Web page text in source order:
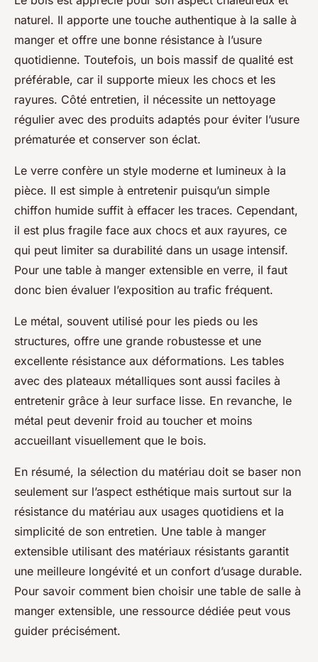
naturel. Il apporte une touche authentique à la salle à
manger et offre une bonne résistance à l’usure
quotidienne. Toutefois, un bois massif de qualité est
préférable, car il supporte mieux les chocs et les
rayures. Côté entretien, il nécessite un nettoyage
régulier avec des produits adaptés pour éviter l’usure
prématurée et conserver son éclat.
Le verre confère un style moderne et lumineux à la
pièce. Il est simple à entretenir puisqu’un simple
chiffon humide suffit à effacer les traces. Cependant,
il est plus fragile face aux chocs et aux rayures, ce
qui peut limiter sa durabilité dans un usage intensif.
Pour une table à manger extensible en verre, il faut
donc bien évaluer l’exposition au trafic fréquent.
Le métal, souvent utilisé pour les pieds ou les
structures, offre une grande robustesse et une
excellente résistance aux déformations. Les tables
avec des plateaux métalliques sont aussi faciles à
entretenir grâce à leur surface lisse. En revanche, le
métal peut devenir froid au toucher et moins
accueillant visuellement que le bois.
En résumé, la sélection du matériau doit se baser non
seulement sur l’aspect esthétique mais surtout sur la
résistance du matériau aux usages quotidiens et la
simplicité de son entretien. Une table à manger
extensible utilisant des matériaux résistants garantit
une meilleure longévité et un confort d’usage durable.
Pour savoir comment bien choisir une table de salle à
manger extensible, une ressource dédiée peut vous
guider précisément.